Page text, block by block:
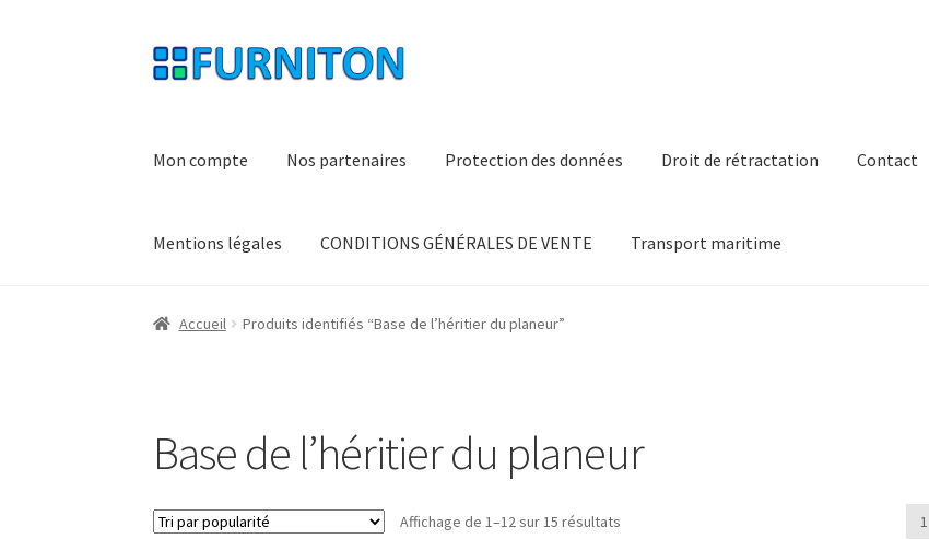
Aller
à
Aller
au
Mon compte Nos partenaires Protection des données Droit de rétractation Contact
Mentions légales CONDITIONS GÉNÉRALES DE VENTE Transport maritime
Accueil Produits identifiés “Base de l’héritier du planeur”
Base de l’héritier du planeur
Affichage de 1–12 sur 15 résultats 1